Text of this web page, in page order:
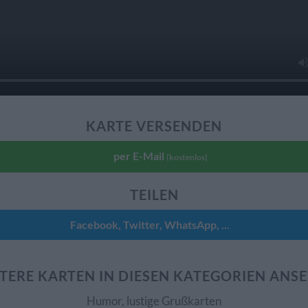
KARTE VERSENDEN
per E-Mail (kostenlos)
TEILEN
Facebook, Twitter, WhatsApp, ...
KARTEN IN DIESEN KATEGORIEN
Humor, lustige Grußkarten